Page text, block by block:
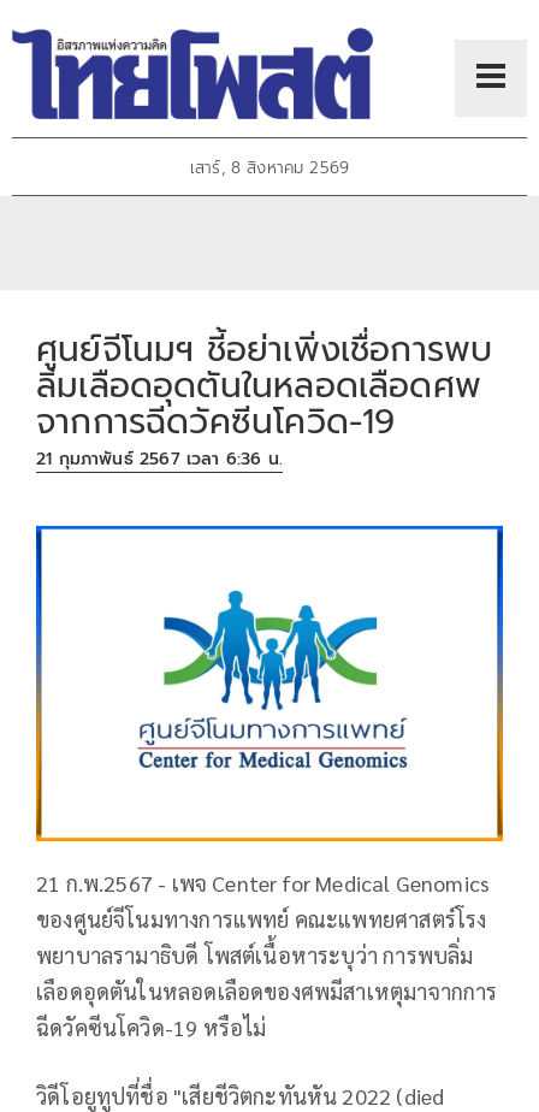
เสาร์, 8 สิงหาคม 2569
ศูนย์จีโนมฯ ชี้อย่าเพิ่งเชื่อการพบ
ลิ่มเลือดอุดตันในหลอดเลือดศพ
จากการฉีดวัคซีนโควิด-19
21 กุมภาพันธ์ 2567 เวลา 6:36 น.
21 ก.พ.2567 - เพจ Center for Medical Genomics
ของศูนย์จีโนมทางการแพทย์ คณะแพทยศาสตร์โรง
พยาบาลรามาธิบดี โพสต์เนื้อหาระบุว่า การพบลิ่ม
เลือดอุดตันในหลอดเลือดของศพมีสาเหตุมาจากการ
ฉีดวัคซีนโควิด-19 หรือไม่
วิดีโอยูทูปที่ชื่อ "เสียชีวิตกะทันหัน 2022 (died